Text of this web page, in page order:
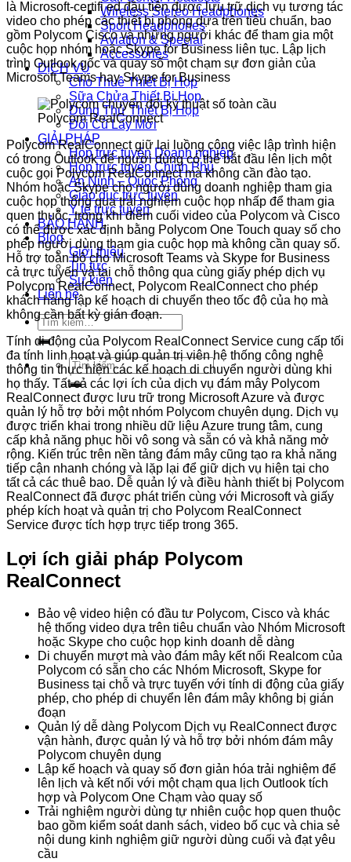
Wireless Stereo Headphones
Sport Headphones
Aviation & Special
Accessories
DỊCH VỤ
Cho Thuê Thiết Bị Họp
Sữa Chửa Thiết Bị Họp
Dùng Thử Thiết Bị Họp
Đổi Cũ Lấy Mới
GIẢI PHÁP
Họp trực tuyến Doanh nghiệp
Họp trực tuyến Chính Phủ
An Ninh – Quốc Phòng
Giáo dục trực tuyến
Y tế trực tuyến
BẢO HÀNH
Blog
Giới thiệu
Tin tức
Sự kiện
Liên hệ
Tìm
kiếm:
Tìm
kiếm:
là Microsoft-certifi ed đầu tiên được lưu trữ dịch vụ tương tác
video cho phép các thiết bị phòng dựa trên tiêu chuẩn, bao
gồm Polycom Cisco và những người khác để tham gia một
cuộc họp nhóm hoặc Skype for Business liên tục. Lập lịch
trình Outlook gốc và quay số một chạm sự đơn giản của
Microsoft Teams hay Skype for Business
Polycom RealConnect
Polycom RealConnect giữ lại luồng công việc lập trình hiện
có trong Outlook để người dùng có thể bắt đầu lên lịch một
cuộc gọi Polycom RealConnect mà không cần đào tạo.
Nhóm hoặc Skype cho người dùng doanh nghiệp tham gia
cuộc họp thông qua trải nghiệm cuộc họp nhấp để tham gia
quen thuộc, trong khi điểm cuối video của Polycom và Cisco
có thể được xác định bằng Polycom One Touch quay số cho
phép người dùng tham gia cuộc họp mà không cần quay số.
Hỗ trợ toàn bộ cho Microsoft Teams và Skype for Business
cả trực tuyến và tại chỗ thông qua cùng giấy phép dịch vụ
Polycom RealConnect, Polycom RealConnect cho phép
khách hàng lập kế hoạch di chuyển theo tốc độ của họ mà
không cần bất kỳ gián đoạn.
Tính di động của Polycom RealConnect Service cung cấp tối
đa tính linh hoạt và giúp quản trị viên hệ thống công nghệ
thông tin thực hiện các kế hoạch di chuyển người dùng khi
họ thấy. Tất cả các lợi ích của dịch vụ đám mây Polycom
RealConnect được lưu trữ trong Microsoft Azure và được
quản lý hỗ trợ bởi một nhóm Polycom chuyên dụng. Dịch vụ
được triển khai trong nhiều dữ liệu Azure trung tâm, cung
cấp khả năng phục hồi vô song và sẵn có và khả năng mở
rộng. Kiến trúc trên nền tảng đám mây cũng tạo ra khả năng
tiếp cận nhanh chóng và lặp lại để giữ dịch vụ hiện tại cho
tất cả các thuê bao. Dễ quản lý và điều hành thiết bị Polycom
RealConnect đã được phát triển cùng với Microsoft và giấy
phép kích hoạt và quản trị cho Polycom RealConnect
Service được tích hợp trực tiếp trong 365.
Lợi ích giải pháp Polycom
RealConnect
Bảo vệ video hiện có đầu tư Polycom, Cisco và khác
hệ thống video dựa trên tiêu chuẩn vào Nhóm Microsoft
hoặc Skype cho cuộc họp kinh doanh dễ dàng
Di chuyển mượt mà vào đám mây kết nối Realcom của
Polycom có sẵn cho các Nhóm Microsoft, Skype for
Business tại chỗ và trực tuyến với tính di động của giấy
phép, cho phép di chuyển lên đám mây không bị gián
đoạn
Quản lý dễ dàng Polycom Dịch vụ RealConnect được
vận hành, được quản lý và hỗ trợ bởi nhóm đám mây
Polycom chuyên dụng
Lập kế hoạch và quay số đơn giản hóa trải nghiệm để
lên lịch và kết nối với một chạm qua lịch Outlook tích
hợp và Polycom One Chạm vào quay số
Trải nghiệm người dùng tự nhiên cuộc họp quen thuộc
bao gồm kiểm soát danh sách, video bố cục và chia sẻ
nội dung kinh nghiệm giữ người dùng cuối và đạt yêu
cầu